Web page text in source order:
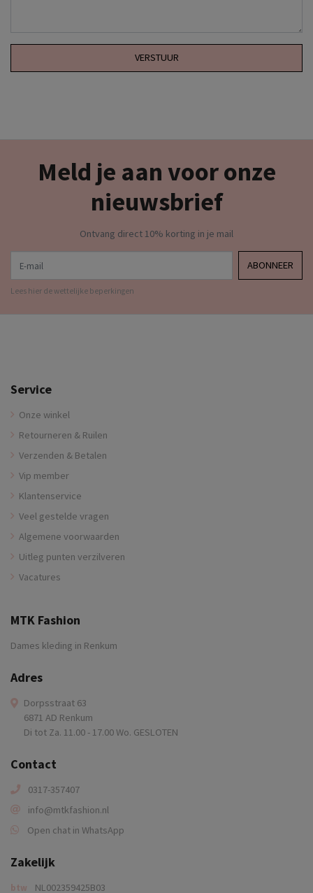
VERSTUUR
Meld je aan voor onze
nieuwsbrief
Ontvang direct 10% korting in je mail
ABONNEER
Lees hier de wettelijke beperkingen
Service
Onze winkel
Retourneren & Ruilen
Verzenden & Betalen
Vip member
Klantenservice
Veel gestelde vragen
Algemene voorwaarden
Uitleg punten verzilveren
Vacatures
MTK Fashion
Dames kleding in Renkum
Adres
Dorpsstraat 63
6871 AD Renkum
Di tot Za. 11.00 - 17.00 Wo. GESLOTEN
Contact
0317-357407
info@mtkfashion.nl
Open chat in WhatsApp
Zakelijk
btw NL002359425B03